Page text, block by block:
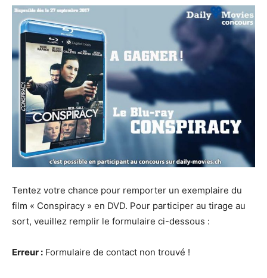
Tentez votre chance pour remporter un exemplaire du
film « Conspiracy » en DVD. Pour participer au tirage au
sort, veuillez remplir le formulaire ci-dessous :
Erreur : Formulaire de contact non trouvé !